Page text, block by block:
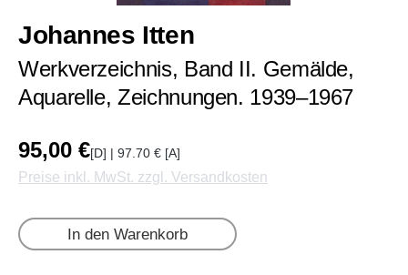
Johannes Itten
Werkverzeichnis, Band II. Gemälde,
Aquarelle, Zeichnungen. 1939–1967
95,00 €[D] | 97.70 € [A]
Preise inkl. MwSt. zzgl. Versandkosten
In den Warenkorb